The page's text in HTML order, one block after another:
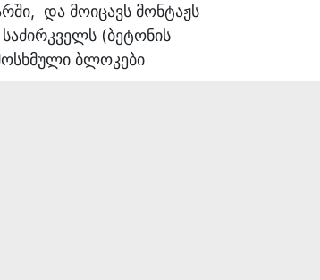
და მოიცავს მონტაჟს
(ბეტონის
ბლოკები